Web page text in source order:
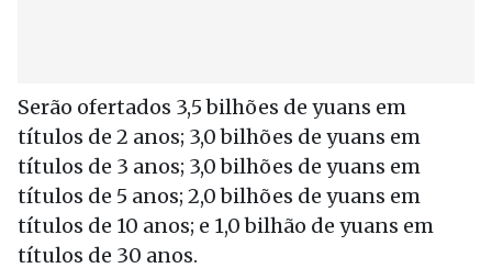
Serão ofertados 3,5 bilhões de yuans em
títulos de 2 anos; 3,0 bilhões de yuans em
títulos de 3 anos; 3,0 bilhões de yuans em
títulos de 5 anos; 2,0 bilhões de yuans em
títulos de 10 anos; e 1,0 bilhão de yuans em
títulos de 30 anos.